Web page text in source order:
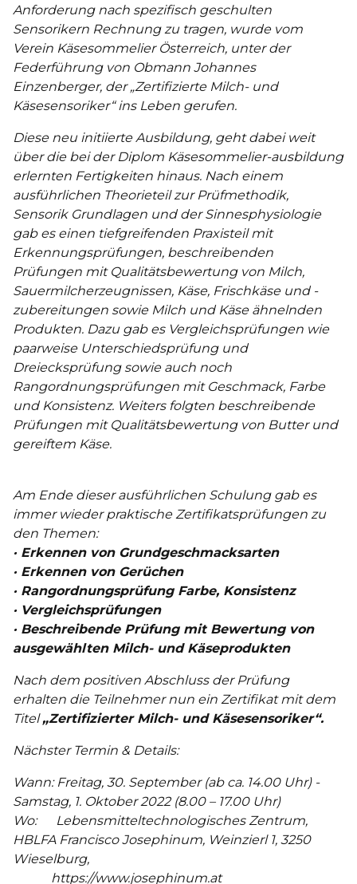
Anforderung nach spezifisch geschulten
Sensorikern Rechnung zu tragen, wurde vom
Verein Käsesommelier Österreich, unter der
Federführung von Obmann Johannes
Einzenberger, der „Zertifizierte Milch- und
Käsesensoriker“ ins Leben gerufen.
Diese neu initiierte Ausbildung, geht dabei weit
über die bei der Diplom Käsesommelier-ausbildung
erlernten Fertigkeiten hinaus. Nach einem
ausführlichen Theorieteil zur Prüfmethodik,
Sensorik Grundlagen und der Sinnesphysiologie
gab es einen tiefgreifenden Praxisteil mit
Erkennungsprüfungen, beschreibenden
Prüfungen mit Qualitätsbewertung von Milch,
Sauermilcherzeugnissen, Käse, Frischkäse und -
zubereitungen sowie Milch und Käse ähnelnden
Produkten. Dazu gab es Vergleichsprüfungen wie
paarweise Unterschiedsprüfung und
Dreiecksprüfung sowie auch noch
Rangordnungsprüfungen mit Geschmack, Farbe
und Konsistenz. Weiters folgten beschreibende
Prüfungen mit Qualitätsbewertung von Butter und
gereiftem Käse.
Am Ende dieser ausführlichen Schulung gab es
immer wieder praktische Zertifikatsprüfungen zu
den Themen:
· Erkennen von Grundgeschmacksarten
· Erkennen von Gerüchen
· Rangordnungsprüfung Farbe, Konsistenz
· Vergleichsprüfungen
· Beschreibende Prüfung mit Bewertung von
ausgewählten Milch- und Käseprodukten
Nach dem positiven Abschluss der Prüfung
erhalten die Teilnehmer nun ein Zertifikat mit dem
Titel„Zertifizierter Milch- und Käsesensoriker“.
Nächster Termin & Details:
Wann: Freitag, 30. September (ab ca. 14.00 Uhr) -
Samstag, 1. Oktober 2022 (8.00 – 17.00 Uhr)
Wo: Lebensmitteltechnologisches Zentrum,
HBLFA Francisco Josephinum, Weinzierl 1, 3250
Wieselburg,
https://www.josephinum.at